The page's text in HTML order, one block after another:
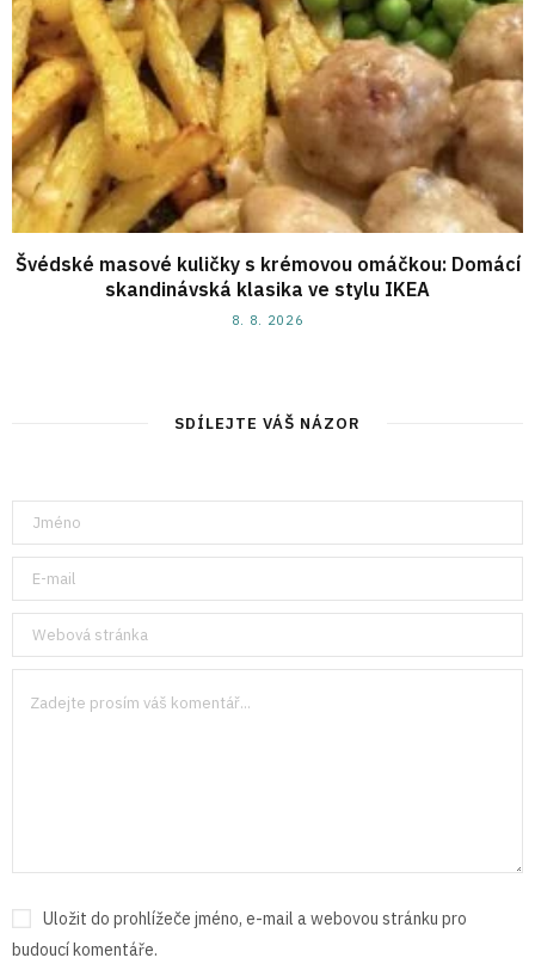
Švédské masové kuličky s krémovou omáčkou: Domácí
skandinávská klasika ve stylu IKEA
8. 8. 2026
SDÍLEJTE VÁŠ NÁZOR
Uložit do prohlížeče jméno, e-mail a webovou stránku pro
budoucí komentáře.